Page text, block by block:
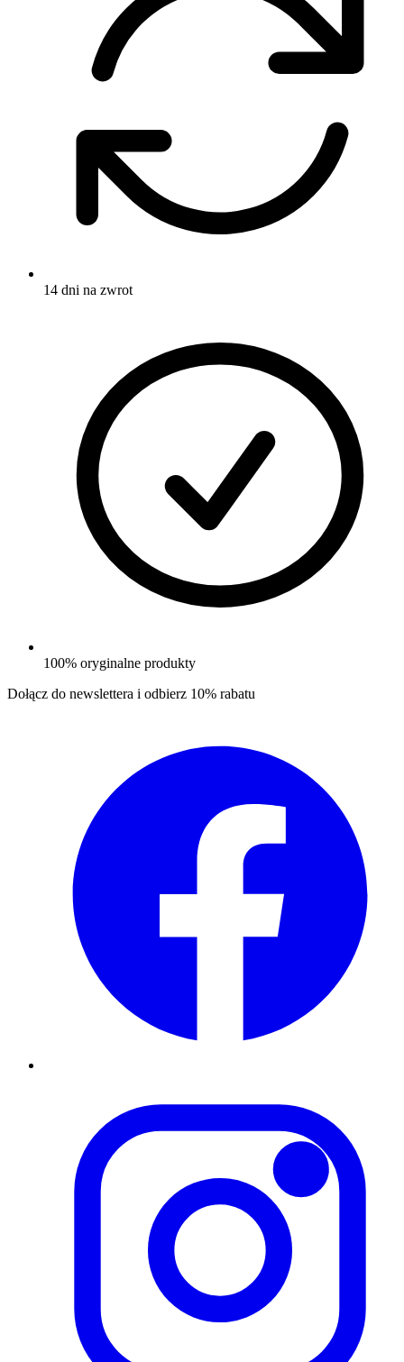
14 dni na zwrot
100% oryginalne produkty
Dołącz do newslettera i odbierz 10% rabatu